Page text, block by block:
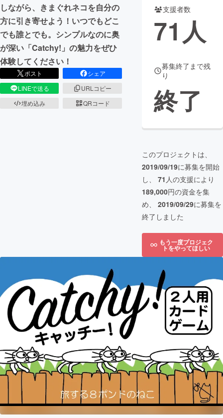
しながら、きまぐれネコを自分の
方に引き寄せよう！いつでもどこ
でも誰とでも。シンプルなのに奥
が深い「Catchy!」の魅力をぜひ
体験してください！
ポスト
シェア
LINEで送る
URLコピー
埋め込み
QRコード
支援者数
71 人
募集終了まで残
り
終了
このプロジェクトは、
2019/09/19に募集を開始
し、 71 人の支援により
189,000円の資金を集
め、 2019/09/29に募集を
終了しました
もう一度プロジェク
トをやってほしい